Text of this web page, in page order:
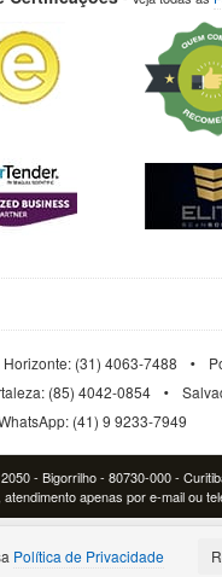
Horizonte: (31) 4063-7488
(85) 4042-0854
(41) 9 9233-7949
- Bigorrilho - 80730-000 -
apenas por e-mail ou
Política de Privacidade